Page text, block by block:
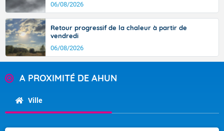
06/08/2026
Retour progressif de la chaleur à partir de
vendredi
06/08/2026
A PROXIMITÉ DE AHUN
Ville